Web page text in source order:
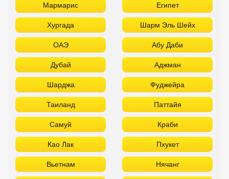
Мармарис Египет
Хургада Шарм Эль Шейх
ОАЭ Абу Даби
Дубай Аджман
Шарджа Фуджейра
Таиланд Паттайя
Самуй Краби
Као Лак Пхукет
Вьетнам Нячанг